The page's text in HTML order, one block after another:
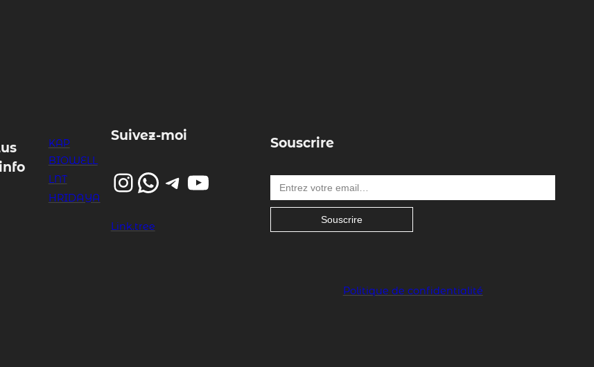
KAP
BIOWELL
LNT
HRIDAYA
Suivez-moi
InstagramWhatsApp Telegram YouTube
Link.tree
Souscrire
Entrez votre email…
Souscrire
Politique de confidentialité